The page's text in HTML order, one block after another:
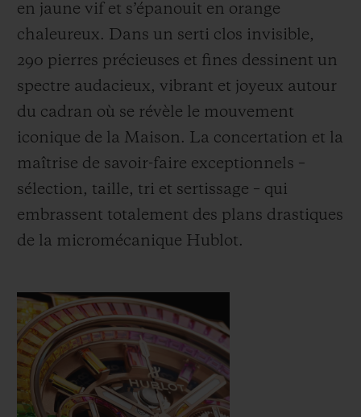
en jaune vif et s’épanouit en orange
chaleureux. Dans un serti clos invisible,
290 pierres précieuses et fines dessinent un
spectre audacieux, vibrant et joyeux autour
du cadran où se révèle le mouvement
iconique de la Maison. La concertation et la
maîtrise de savoir-faire exceptionnels –
sélection, taille, tri et sertissage – qui
embrassent totalement des plans drastiques
de la micromécanique Hublot.
NOUS CONTACTER
TROUVER UNE BOUTIQUE